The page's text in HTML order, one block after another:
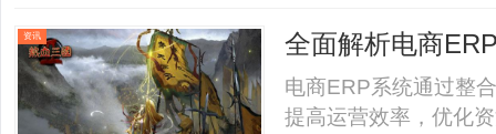
杆”。一、2026年封
资讯
全面解析电商
应用价值
电商ERP系统通过整
提高运营效率，优化